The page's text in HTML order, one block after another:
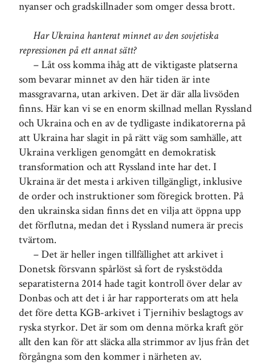
nyanser och gradskillnader som omger dessa brott.
Har Ukraina hanterat minnet av den sovjetiska
repressionen på ett annat sätt?
– Låt oss komma ihåg att de viktigaste platserna
som bevarar minnet av den här tiden är inte
massgravarna, utan arkiven. Det är där alla livsöden
finns. Här kan vi se en enorm skillnad mellan Ryssland
och Ukraina och en av de tydligaste indikatorerna på
att Ukraina har slagit in på rätt väg som samhälle, att
Ukraina verkligen genomgått en demokratisk
transformation och att Ryssland inte har det. I
Ukraina är det mesta i arkiven tillgängligt, inklusive
de order och instruktioner som föregick brotten. På
den ukrainska sidan finns det en vilja att öppna upp
det förflutna, medan det i Ryssland numera är precis
tvärtom.
– Det är heller ingen tillfällighet att arkivet i
Donetsk försvann spårlöst så fort de ryskstödda
separatisterna 2014 hade tagit kontroll över delar av
Donbas och att det i år har rapporterats om att hela
det före detta KGB-arkivet i Tjernihiv beslagtogs av
ryska styrkor. Det är som om denna mörka kraft gör
allt den kan för att släcka alla strimmor av ljus från det
förgångna som den kommer i närheten av.